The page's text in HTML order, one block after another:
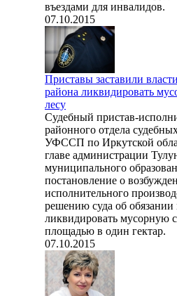
въездами для инвалидов.
07.10.2015
Приставы заставили
района ликвидировать
лесу
Судебный пристав-
районного отдела
УФССП по Иркутской
главе администрации
муниципального
постановление о
исполнительного
решению суда об обязании
ликвидировать мусорную
площадью в один гектар.
07.10.2015